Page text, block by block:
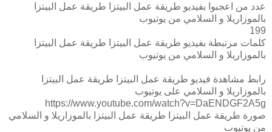
عدد من اعجبوا بفيديو طريقة عمل البيتزا طريقة عمل البيتزا
بالموزاريلا و السلامي من يوتيوب
199
كلمات مرتبطة بفيديو طريقة عمل البيتزا طريقة عمل البيتزا
بالموزاريلا و السلامي من يوتيوب
رابط مشاهدة فيديو طريقة عمل البيتزا طريقة عمل البيتزا
بالموزاريلا و السلامي على يوتيوب
https://www.youtube.com/watch?v=DaENDGF2A5g
صورة طريقة عمل البيتزا طريقة عمل البيتزا بالموزاريلا و السلامي
من يوتيوب